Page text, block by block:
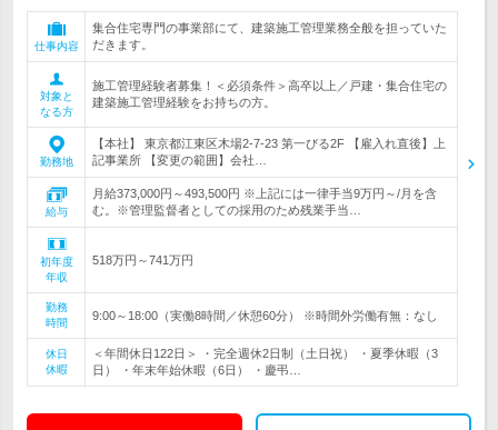
仕事内容
集合住宅専門の事業部にて、建築施工管理業務全般を担っていた
だきます。
対象と
なる方
施工管理経験者募集！＜必須条件＞高卒以上／戸建・集合住宅の
建築施工管理経験をお持ちの方。
勤務地
【本社】 東京都江東区木場2-7-23 第一びる2F 【雇入れ直後】上
記事業所 【変更の範囲】会社…
給与
月給373,000円～493,500円 ※上記には一律手当9万円～/月を含
む。※管理監督者としての採用のため残業手当…
初年度
年収
518万円～741万円
勤務
時間
9:00～18:00（実働8時間／休憩60分） ※時間外労働有無：なし
休日
休暇
＜年間休日122日＞ ・完全週休2日制（土日祝） ・夏季休暇（3
日） ・年末年始休暇（6日） ・慶弔…